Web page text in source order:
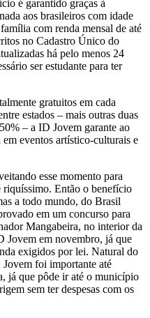
é garantido graças à
aos brasileiros com idade
com renda mensal de até
no Cadastro Único do
há pelo menos 24
ser estudante para ter
gratuitos em cada
estados – mais outras duas
– a ID Jovem garante ao
eventos artístico-culturais e
esse momento para
Então o benefício
a todo mundo, do Brasil
em um concurso para
Mangabeira, no interior da
Jovem em novembro, já que
exigidos por lei. Natural do
foi importante até
já que pôde ir até o município
sem ter despesas com os